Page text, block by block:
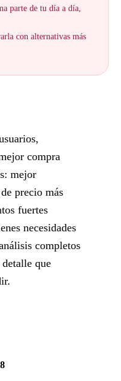
parte de tu día a día,
con alternativas más
compra
mejor
precio más
fuertes
necesidades
completos
que